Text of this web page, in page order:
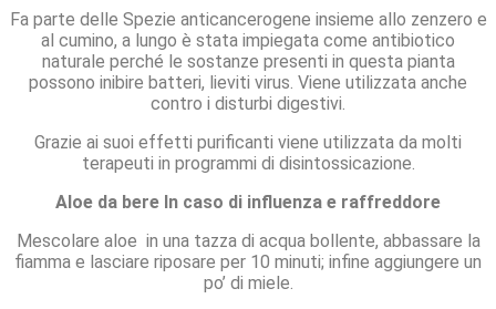
Fa parte delle Spezie anticancerogene insieme allo zenzero e
al cumino, a lungo è stata impiegata come antibiotico
naturale perché le sostanze presenti in questa pianta
possono inibire batteri, lieviti virus. Viene utilizzata anche
contro i disturbi digestivi.
Grazie ai suoi effetti purificanti viene utilizzata da molti
terapeuti in programmi di disintossicazione.
Aloe da bere In caso di influenza e raffreddore
Mescolare aloe in una tazza di acqua bollente, abbassare la
fiamma e lasciare riposare per 10 minuti; infine aggiungere un
po’ di miele.